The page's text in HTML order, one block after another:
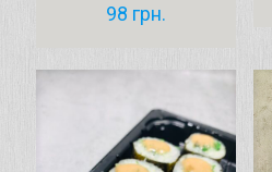
98 грн.